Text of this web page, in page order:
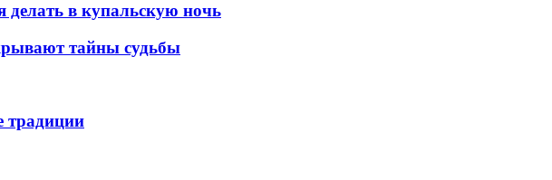
делать в купальскую ночь
тайны судьбы
традиции